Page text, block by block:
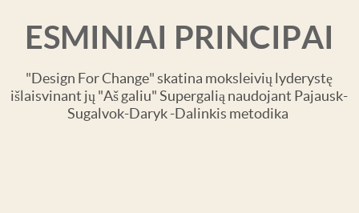
ESMINIAI PRINCIPAI
"Design For Change" skatina moksleivių lyderystę
išlaisvinant jų "Aš galiu" Supergalią naudojant Pajausk-
Sugalvok-Daryk -Dalinkis metodika